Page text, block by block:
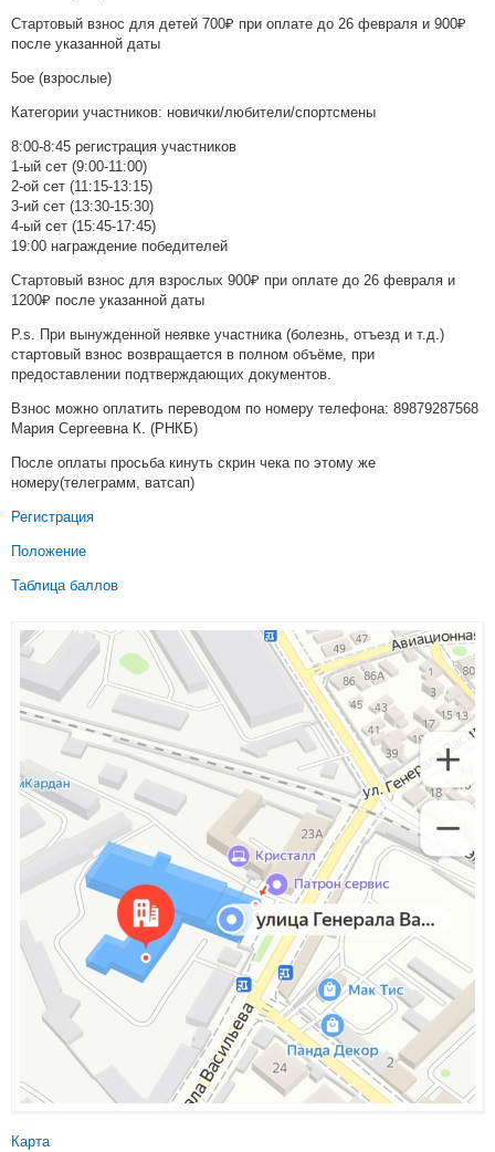
Стартовый взнос для детей 700₽ при оплате до 26 февраля и 900₽
после указанной даты
5ое (взрослые)
Категории участников: новички/любители/спортсмены
8:00-8:45 регистрация участников
1-ый сет (9:00-11:00)
2-ой сет (11:15-13:15)
3-ий сет (13:30-15:30)
4-ый сет (15:45-17:45)
19:00 награждение победителей
Стартовый взнос для взрослых 900₽ при оплате до 26 февраля и
1200₽ после указанной даты
P.s. При вынужденной неявке участника (болезнь, отъезд и т.д.)
стартовый взнос возвращается в полном объёме, при
предоставлении подтверждающих документов.
Взнос можно оплатить переводом по номеру телефона: 89879287568
Мария Сергеевна К. (РНКБ)
После оплаты просьба кинуть скрин чека по этому же
номеру(телеграмм, ватсап)
Регистрация
Положение
Таблица баллов
Карта